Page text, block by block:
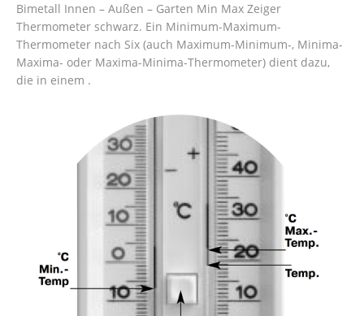
Bimetall Innen – Außen – Garten Min Max Zeiger
Thermometer schwarz. Ein Minimum-Maximum-
Thermometer nach Six (auch Maximum-Minimum-, Minima-
Maxima- oder Maxima-Minima-Thermometer) dient dazu,
die in einem .